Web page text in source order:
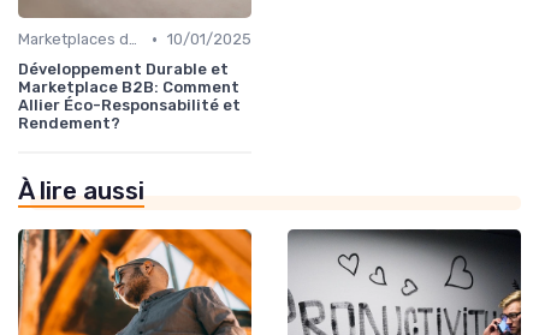
Marketplaces de partenaires • 10/01/2025
Développement Durable et
Marketplace B2B: Comment
Allier Éco-Responsabilité et
Rendement?
À lire aussi